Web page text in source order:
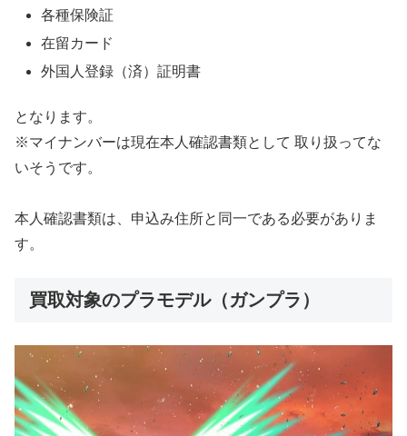
各種保険証
在留カード
外国人登録（済）証明書
となります。
※マイナンバーは現在本人確認書類として 取り扱ってな
いそうです。
本人確認書類は、申込み住所と同一である必要がありま
す。
買取対象のプラモデル（ガンプラ）